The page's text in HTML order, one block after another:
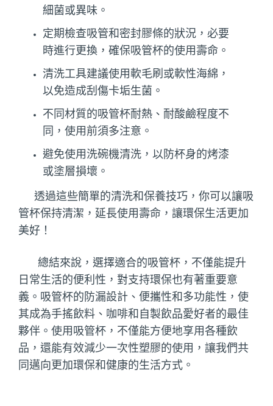
細菌或異味。
定期檢查吸管和密封膠條的狀況，必要
時進行更換，確保吸管杯的使用壽命。
清洗工具建議使用軟毛刷或軟性海綿，
以免造成刮傷卡垢生菌。
不同材質的吸管杯耐熱、耐酸鹼程度不
同，使用前須多注意。
避免使用洗碗機清洗，以防杯身的烤漆
或塗層損壞。
透過這些簡單的清洗和保養技巧，你可以讓吸
管杯保持清潔，延長使用壽命，讓環保生活更加
美好！
總結來說，選擇適合的吸管杯，不僅能提升
日常生活的便利性，對支持環保也有著重要意
義。吸管杯的防漏設計、便攜性和多功能性，使
其成為手搖飲料、咖啡和自製飲品愛好者的最佳
夥伴。使用吸管杯，不僅能方便地享用各種飲
品，還能有效減少一次性塑膠的使用，讓我們共
同邁向更加環保和健康的生活方式。